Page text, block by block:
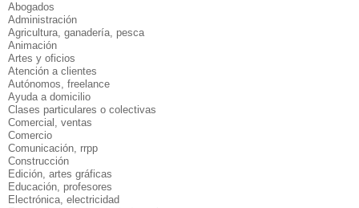
Abogados
Administración
Agricultura, ganadería, pesca
Animación
Artes y oficios
Atención a clientes
Autónomos, freelance
Ayuda a domicilio
Clases particulares o colectivas
Comercial, ventas
Comercio
Comunicación, rrpp
Construcción
Edición, artes gráficas
Educación, profesores
Electrónica, electricidad